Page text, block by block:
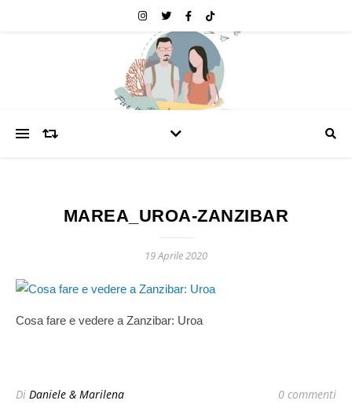
MAREA_UROA-ZANZIBAR
19 Aprile 2020
Cosa fare e vedere a Zanzibar: Uroa
Di Daniele & Marilena 0 commenti